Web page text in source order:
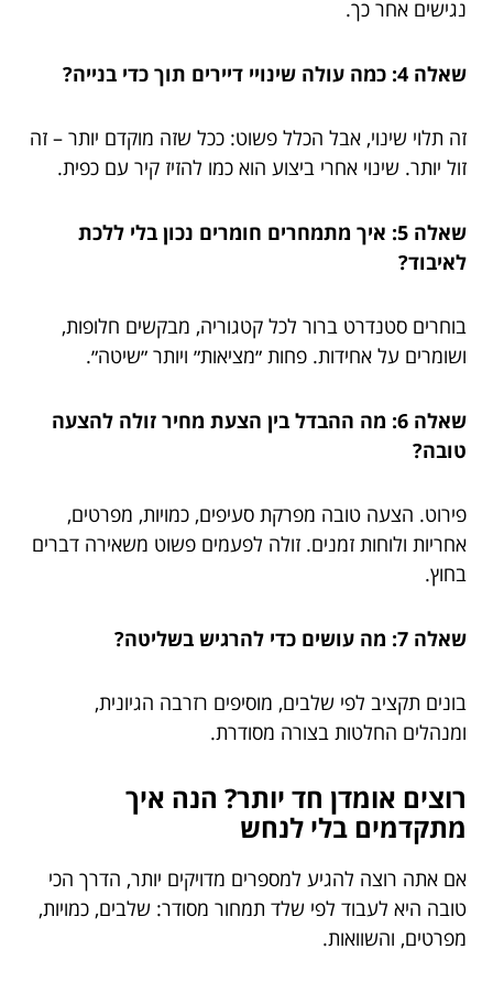
נגישים אחר כך.
שאלה 4: כמה עולה שינויי דיירים תוך כדי בנייה?
זה תלוי שינוי, אבל הכלל פשוט: ככל שזה מוקדם יותר – זה
זול יותר. שינוי אחרי ביצוע הוא כמו להזיז קיר עם כפית.
שאלה 5: איך מתמחרים חומרים נכון בלי ללכת
לאיבוד?
בוחרים סטנדרט ברור לכל קטגוריה, מבקשים חלופות,
ושומרים על אחידות. פחות ״מציאות״ ויותר ״שיטה״.
שאלה 6: מה ההבדל בין הצעת מחיר זולה להצעה
טובה?
פירוט. הצעה טובה מפרקת סעיפים, כמויות, מפרטים,
אחריות ולוחות זמנים. זולה לפעמים פשוט משאירה דברים
בחוץ.
שאלה 7: מה עושים כדי להרגיש בשליטה?
בונים תקציב לפי שלבים, מוסיפים רזרבה הגיונית,
ומנהלים החלטות בצורה מסודרת.
רוצים אומדן חד יותר? הנה איך
מתקדמים בלי לנחש
אם אתה רוצה להגיע למספרים מדויקים יותר, הדרך הכי
טובה היא לעבוד לפי שלד תמחור מסודר: שלבים, כמויות,
מפרטים, והשוואות.